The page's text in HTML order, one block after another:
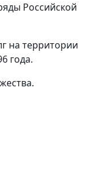
Российской
на территории
года.